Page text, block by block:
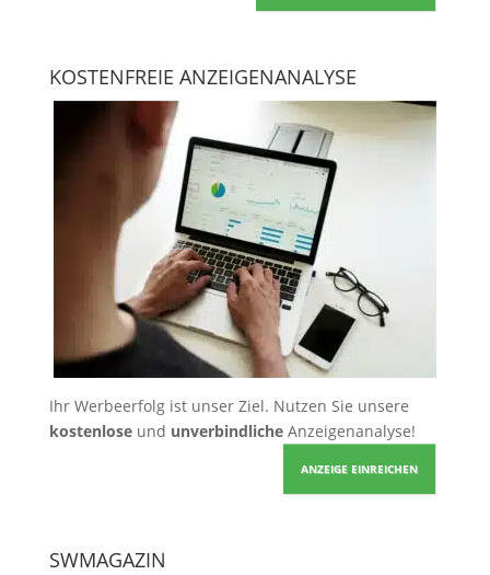
KOSTENFREIE ANZEIGENANALYSE
Ihr Werbeerfolg ist unser Ziel. Nutzen Sie unsere
kostenloseund unverbindlicheAnzeigenanalyse!
ANZEIGE EINREICHEN
SWMAGAZIN